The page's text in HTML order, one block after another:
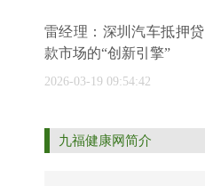
雷经理：深圳汽车抵押贷
款市场的“创新引擎”
2026-03-19 09:54:42
九福健康网简介